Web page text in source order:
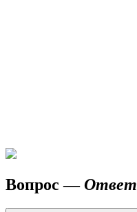
Вопрос —Ответ